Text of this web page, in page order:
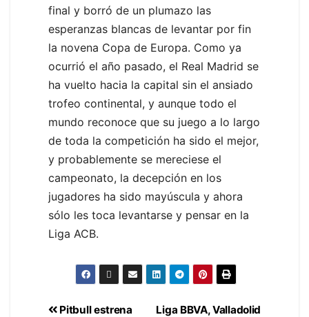
final y borró de un plumazo las
esperanzas blancas de levantar por fin
la novena Copa de Europa. Como ya
ocurrió el año pasado, el Real Madrid se
ha vuelto hacia la capital sin el ansiado
trofeo continental, y aunque todo el
mundo reconoce que su juego a lo largo
de toda la competición ha sido el mejor,
y probablemente se mereciese el
campeonato, la decepción en los
jugadores ha sido mayúscula y ahora
sólo les toca levantarse y pensar en la
Liga ACB.
Liga BBVA, Valladolid
Pitbull estrena